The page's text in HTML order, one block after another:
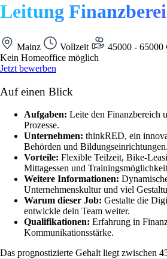
Leitung
Mainz Vollzeit
45000 - 65000
Kein Homeoffice möglich
Jetzt bewerben
Auf einen Blick
Aufgaben: Leite den Finanzbereich
Prozesse.
Unternehmen: thinkRED, ein
Behörden und Bildungseinrichtungen.
Vorteile: Flexible Teilzeit, Bike-
Mittagessen und
Weitere Informationen:
Unternehmenskultur und viel
Warum dieser Job: Gestalte die
entwickle dein Team weiter.
Qualifikationen: Erfahrung in
Kommunikationsstärke.
Das prognostizierte Gehalt liegt zwischen